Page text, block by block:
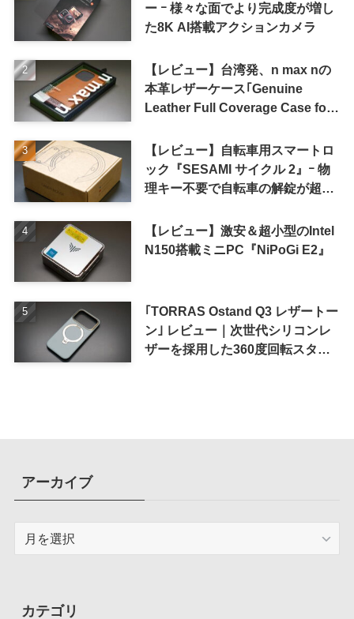
ー ｰ 様々な面でより完成度が増し
た8K AI搭載アクションカメラ
【レビュー】台湾発、n max nの
本革レザーケース｢Genuine
Leather Full Coverage Case for
【レビュー】自転車用スマートロ
ック『SESAMI サイクル 2』ｰ 物
理キー不要で自転車の解錠が超簡
【レビュー】激安＆超小型のIntel
N150搭載ミニPC『NiPoGi E2』
｢TORRAS Ostand Q3 レザートー
ン｣ レビュー｜次世代シリコンレ
ザーを採用した360度回転スタン
アーカイブ
ブカテゴリ